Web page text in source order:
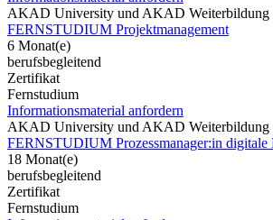
AKAD University und AKAD Weiterbildung
FERNSTUDIUM Projektmanagement
6 Monat(e)
berufsbegleitend
Zertifikat
Fernstudium
Informationsmaterial anfordern
AKAD University und AKAD Weiterbildung
FERNSTUDIUM Prozessmanager:in
18 Monat(e)
berufsbegleitend
Zertifikat
Fernstudium